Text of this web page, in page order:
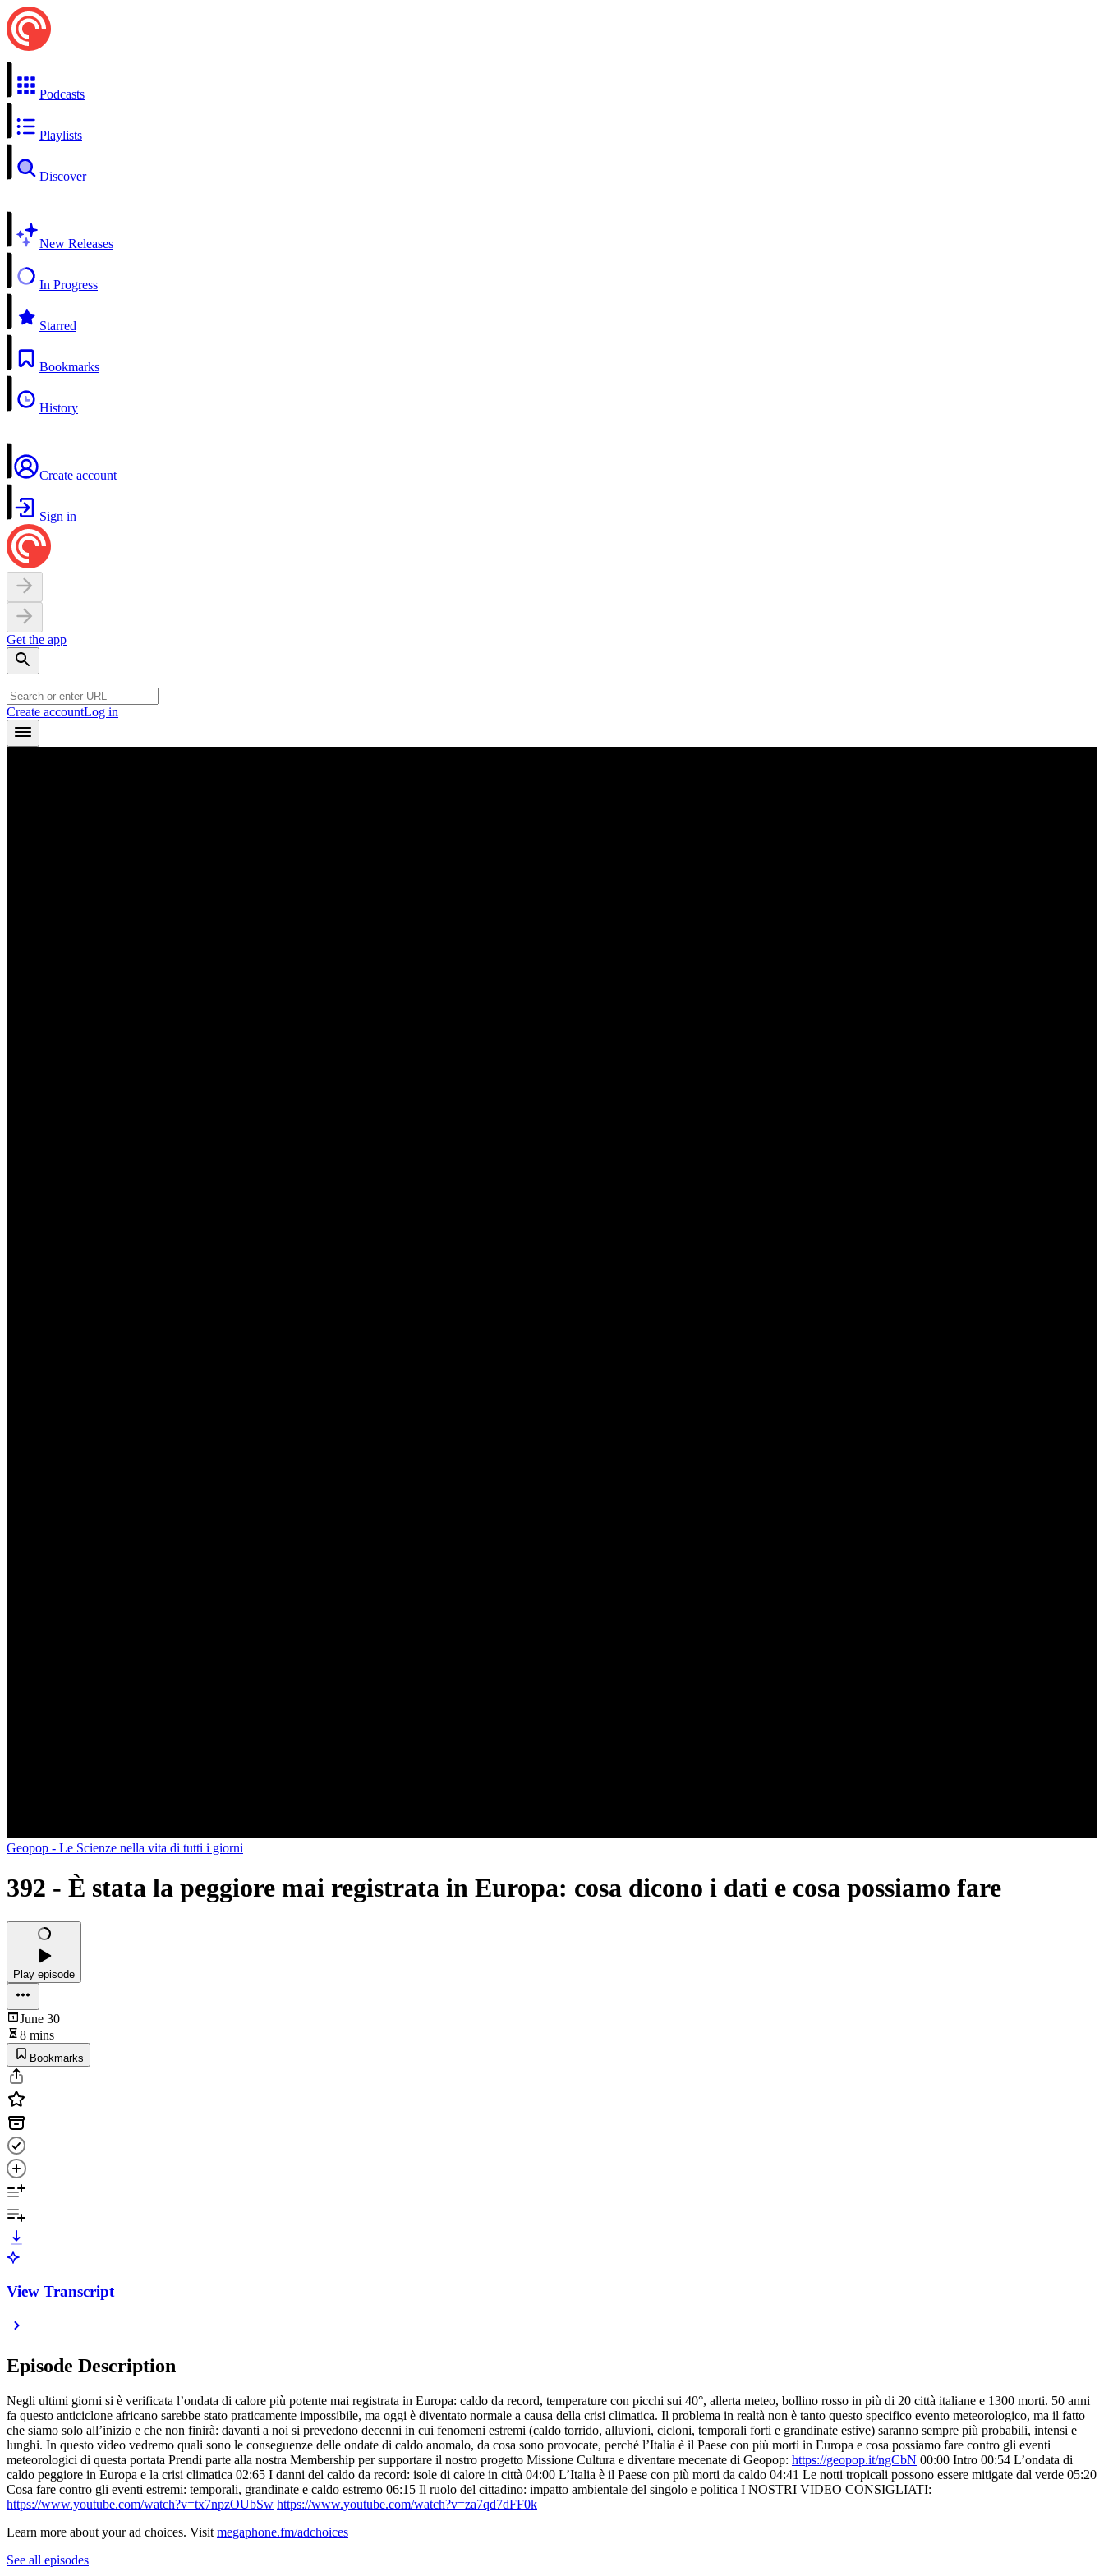
Podcasts
Playlists
Discover
New Releases
In Progress
Starred
Bookmarks
History
Create account
Sign in
Get the app
Create accountLog in
Geopop - Le Scienze nella vita di tutti i giorni
392 - È stata la peggiore mai registrata in Europa: cosa dicono i dati e cosa possiamo fare
Play episode
June 30
8 mins
Bookmarks
View Transcript
Episode Description
Negli ultimi giorni si è verificata l’ondata di calore più potente mai registrata in Europa: caldo da record, temperature con picchi sui 40°, allerta meteo, bollino rosso in più di 20 città italiane e 1300 morti. 50 anni
fa questo anticiclone africano sarebbe stato praticamente impossibile, ma oggi è diventato normale a causa della crisi climatica. Il problema in realtà non è tanto questo specifico evento meteorologico, ma il fatto
che siamo solo all’inizio e che non finirà: davanti a noi si prevedono decenni in cui fenomeni estremi (caldo torrido, alluvioni, cicloni, temporali forti e grandinate estive) saranno sempre più probabili, intensi e
lunghi. In questo video vedremo quali sono le conseguenze delle ondate di caldo anomalo, da cosa sono provocate, perché l’Italia è il Paese con più morti in Europa e cosa possiamo fare contro gli eventi
meteorologici di questa portata Prendi parte alla nostra Membership per supportare il nostro progetto Missione Cultura e diventare mecenate di Geopop: https://geopop.it/ngCbN 00:00 Intro 00:54 L’ondata di
caldo peggiore in Europa e la crisi climatica 02:65 I danni del caldo da record: isole di calore in città 04:00 L’Italia è il Paese con più morti da caldo 04:41 Le notti tropicali possono essere mitigate dal verde 05:20
Cosa fare contro gli eventi estremi: temporali, grandinate e caldo estremo 06:15 Il ruolo del cittadino: impatto ambientale del singolo e politica I NOSTRI VIDEO CONSIGLIATI:
https://www.youtube.com/watch?v=tx7npzOUbSw https://www.youtube.com/watch?v=za7qd7dFF0k
Learn more about your ad choices. Visit megaphone.fm/adchoices
See all episodes